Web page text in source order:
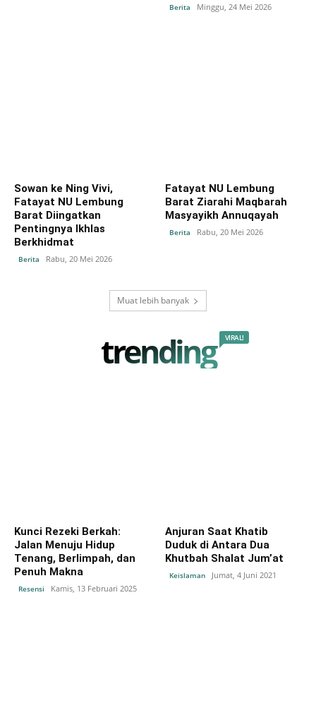
Berita Minggu, 24 Mei 2026
Sowan ke Ning Vivi,
Fatayat NU Lembung
Barat Diingatkan
Pentingnya Ikhlas
Berkhidmat
Berita Rabu, 20 Mei 2026
Fatayat NU Lembung
Barat Ziarahi Maqbarah
Masyayikh Annuqayah
Berita Rabu, 20 Mei 2026
Muat lebih banyak
trending VIRAL!
Kunci Rezeki Berkah:
Jalan Menuju Hidup
Tenang, Berlimpah, dan
Penuh Makna
Resensi Kamis, 13 Februari 2025
Anjuran Saat Khatib
Duduk di Antara Dua
Khutbah Shalat Jum’at
Keislaman Jumat, 4 Juni 2021